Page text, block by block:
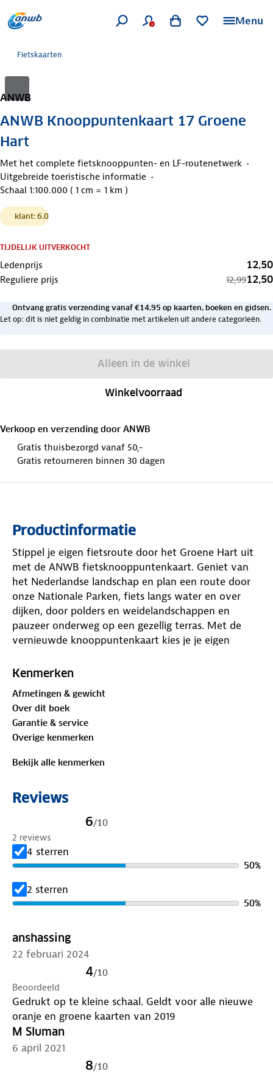
Menu
Fietskaarten
ANWB
ANWB Knooppuntenkaart 17 Groene
Hart
Met het complete fietsknooppunten- en LF-routenetwerk
Uitgebreide toeristische informatie
Schaal 1:100.000 ( 1 cm = 1 km )
klant: 6.0
TIJDELIJK UITVERKOCHT
Ledenprijs 12,50
Reguliere prijs 12,9912,50
Ontvang gratis verzending vanaf €14,95 op kaarten, boeken en gidsen.
Let op: dit is niet geldig in combinatie met artikelen uit andere categorieën.
Alleen in de winkel
Winkelvoorraad
Verkoop en verzending door ANWB
Gratis thuisbezorgd vanaf 50,-
Gratis retourneren binnen 30 dagen
Productinformatie
Stippel je eigen fietsroute door het Groene Hart uit
met de ANWB fietsknooppuntenkaart. Geniet van
het Nederlandse landschap en plan een route door
onze Nationale Parken, fiets langs water en over
dijken, door polders en weidelandschappen en
pauzeer onderweg op een gezellig terras. Met de
vernieuwde knooppuntenkaart kies je je eigen
Fietsroutes), toeristische informatie, musea, horeca
Fietsknooppuntenkaarten.
Kenmerken
Afmetingen & gewicht
Over dit boek
Garantie & service
Overige kenmerken
Bekijk alle kenmerken
Reviews
6/10
2 reviews
4 sterren
50%
2 sterren
50%
anshassing
22 februari 2024
4/10
Beoordeeld
Gedrukt op te kleine schaal. Geldt voor alle nieuwe
oranje en groene kaarten van 2019
M Sluman
6 april 2021
8/10